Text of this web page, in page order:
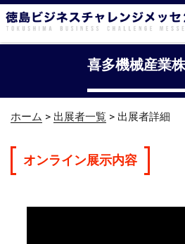
コ
ン
テ
喜多機械産業
ホーム > 出展者一覧 > 出展者詳細
オンライン展示内容